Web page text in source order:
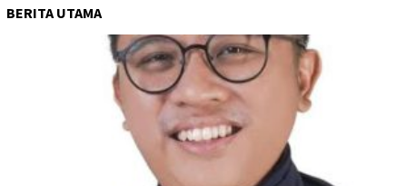
BERITA UTAMA